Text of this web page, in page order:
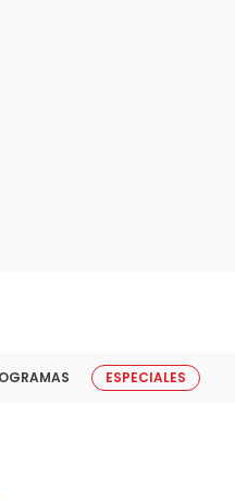
ESPECIALES